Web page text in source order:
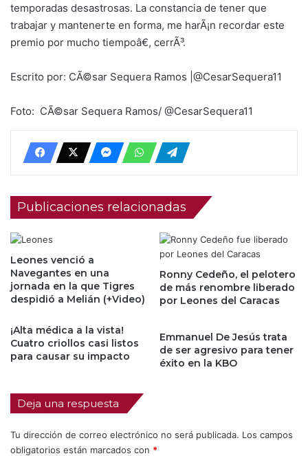
temporadas desastrosas. La constancia de tener que
trabajar y mantenerte en forma, me harÃ¡n recordar este
premio por mucho tiempoâ€, cerrÃ³.
Escrito por: CÃ©sar Sequera Ramos |@CesarSequera11
Foto: CÃ©sar Sequera Ramos/ @CesarSequera11
Publicaciones relacionadas
Leones venció a
Navegantes en una
jornada en la que Tigres
despidió a Melián (+Video)
Ronny Cedeño, el pelotero
de más renombre liberado
por Leones del Caracas
¡Alta médica a la vista!
Cuatro criollos casi listos
para causar su impacto
Emmanuel De Jesús trata
de ser agresivo para tener
éxito en la KBO
Deja una respuesta
Tu dirección de correo electrónico no será publicada. Los campos
obligatorios están marcados con *